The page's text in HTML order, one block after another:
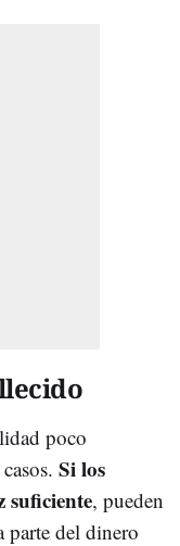
poco
Si los
suficiente, pueden
parte del dinero